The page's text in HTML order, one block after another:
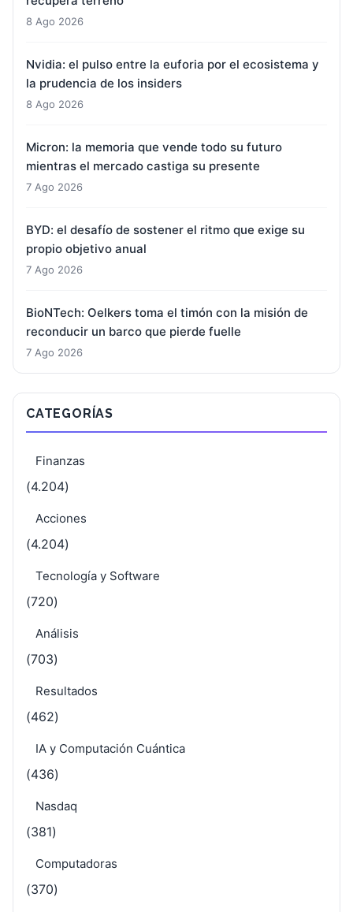
8 Ago 2026
Nvidia: el pulso entre la euforia por el ecosistema y
la prudencia de los insiders
8 Ago 2026
Micron: la memoria que vende todo su futuro
mientras el mercado castiga su presente
7 Ago 2026
BYD: el desafío de sostener el ritmo que exige su
propio objetivo anual
7 Ago 2026
BioNTech: Oelkers toma el timón con la misión de
reconducir un barco que pierde fuelle
7 Ago 2026
CATEGORÍAS
Finanzas
(4.204)
Acciones
(4.204)
Tecnología y Software
(720)
Análisis
(703)
Resultados
(462)
IA y Computación Cuántica
(436)
Nasdaq
(381)
Computadoras
(370)